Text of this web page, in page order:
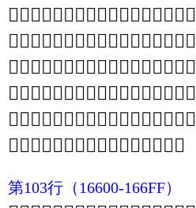
𖕚𖕛𖕜𖕝𖕞𖕟𖕠𖕡𖕢𖕣𖕤𖕥𖕦𖕧𖕨𖕩𖕪
𖕸𖕹𖕺𖕻𖕼𖕽𖕾𖕿𖖀𖖁𖖂𖖃𖖄𖖅𖖆𖖇𖖈
𖖖𖖗𖖘𖖙𖖚𖖛𖖜𖖝𖖞𖖟𖖠𖖡𖖢𖖣𖖤𖖥𖖦
𖖴𖖵𖖶𖖷𖖸𖖹𖖺𖖻𖖼𖖽𖖾𖖿𖗀𖗁𖗂𖗃𖗄
𖗒𖗓𖗔𖗕𖗖𖗗𖗘𖗙𖗚𖗛𖗜𖗝𖗞𖗟𖗠𖗡𖗢
𖗰𖗱𖗲𖗳𖗴𖗵𖗶𖗷𖗸𖗹𖗺𖗻𖗼𖗽𖗾𖗿
第103行 （16600-166FF）